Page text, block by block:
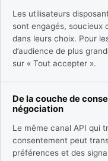
Les utilisateurs
sont engagés, soucieux
dans leurs choix. Pour
d’audience de plus
sur « Tout accepter ».
De la couche de
négociation
Le même canal API qui
consentement peut
préférences et des